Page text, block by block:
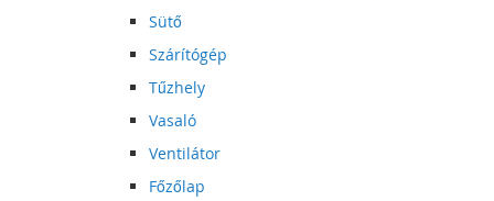
Sütő
Szárítógép
Tűzhely
Vasaló
Ventilátor
Főzőlap